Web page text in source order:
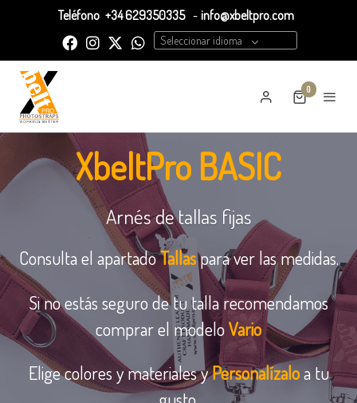
Teléfono +34 629350335 - info@xbeltpro.com
Seleccionar idioma
0
XbeltPro BASIC
Arnés de tallas fijas
Consulta el apartadoTallaspara ver las medidas.
Si no estás seguro de tu talla recomendamos
comprar el modeloVario
Elige colores y materiales yPersonalízaloa tu